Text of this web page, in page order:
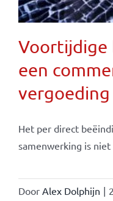
Voortijdige
een
vergoeding
Het per direct
samenwerking is niet
Door Alex Dolphijn |